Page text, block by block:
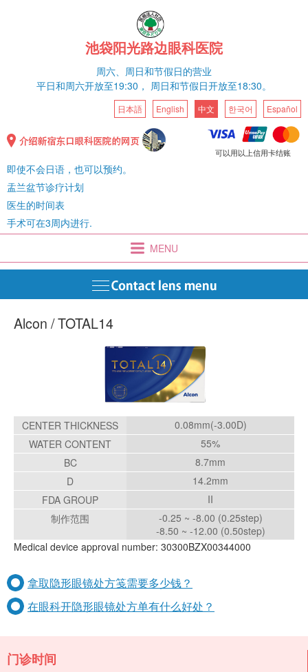
池袋阳光路边眼科医院
周六、 周日和节假日的营业
平日和周六开放至19:30， 周日和节假日开放至18:30。
日本語 English 中文 한국어 Español
可以用以上信用卡结账
即使不会日语，也可以预约。
盂兰盆节诊疗计划
医生的时间表
手术可在3周内进行.
MENU
Alcon / TOTAL14
CENTER THICKNESS
0.08mm(-3.00D)
WATER CONTENT
55%
BC
8.7mm
D
14.2mm
FDA GROUP
II
制作范围
-0.25 ~ -8.00 (0.25step)
-8.50 ~ -12.00 (0.50step)
Medical device approval number: 30300BZX00344000
拿取隐形眼镜处方笺需要多少钱？
在眼科开隐形眼镜处方单有什么好处？
门诊时间